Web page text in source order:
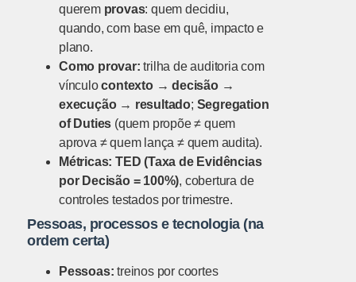
querem provas: quem decidiu,
quando, com base em quê, impacto e
plano.
Como provar: trilha de auditoria com
vínculocontexto → decisão →
execução → resultado; Segregation
of Duties (quem propõe ≠ quem
aprova ≠ quem lança ≠ quem audita).
Métricas: TED (Taxa de Evidências
por Decisão = 100%), cobertura de
controles testados por trimestre.
Pessoas, processos e tecnologia (na
ordem certa)
Pessoas: treinos por coortes